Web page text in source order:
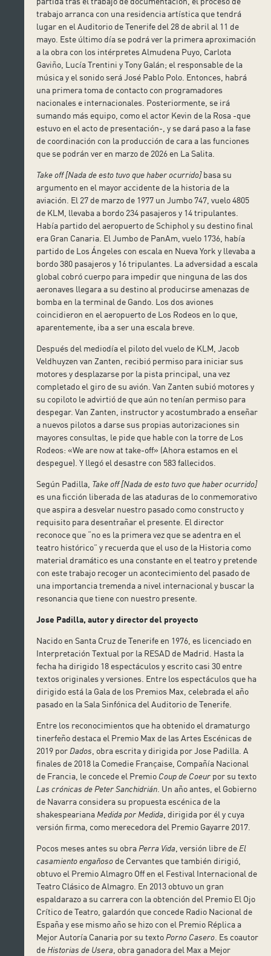
trabajo arranca con una residencia artística que tendrá
lugar en el Auditorio de Tenerife del 28 de abril al 11 de
mayo. Este último día se podrá ver la primera aproximación
a la obra con los intérpretes Almudena Puyo, Carlota
Gaviño, Lucía Trentini y Tony Galán; el responsable de la
música y el sonido será José Pablo Polo. Entonces, habrá
una primera toma de contacto con programadores
nacionales e internacionales. Posteriormente, se irá
sumando más equipo, como el actor Kevin de la Rosa -que
estuvo en el acto de presentación-, y se dará paso a la fase
de coordinación con la producción de cara a las funciones
que se podrán ver en marzo de 2026 en La Salita.
Take off [Nada de esto tuvo que haber ocurrido]basa su
argumento en el mayor accidente de la historia de la
aviación. El 27 de marzo de 1977 un Jumbo 747, vuelo 4805
de KLM, llevaba a bordo 234 pasajeros y 14 tripulantes.
Había partido del aeropuerto de Schiphol y su destino final
era Gran Canaria. El Jumbo de PanAm, vuelo 1736, había
partido de Los Ángeles con escala en Nueva York y llevaba a
bordo 380 pasajeros y 16 tripulantes. La adversidad a escala
global cobró cuerpo para impedir que ninguna de las dos
aeronaves llegara a su destino al producirse amenazas de
bomba en la terminal de Gando. Los dos aviones
coincidieron en el aeropuerto de Los Rodeos en lo que,
aparentemente, iba a ser una escala breve.
Después del mediodía el piloto del vuelo de KLM, Jacob
Veldhuyzen van Zanten, recibió permiso para iniciar sus
motores y desplazarse por la pista principal, una vez
completado el giro de su avión. Van Zanten subió motores y
su copiloto le advirtió de que aún no tenían permiso para
despegar. Van Zanten, instructor y acostumbrado a enseñar
a nuevos pilotos a darse sus propias autorizaciones sin
mayores consultas, le pide que hable con la torre de Los
Rodeos: «We are now at take-off» (Ahora estamos en el
despegue). Y llegó el desastre con 583 fallecidos.
Según Padilla, Take off [Nada de esto tuvo que haber ocurrido]
es una ficción liberada de las ataduras de lo conmemorativo
que aspira a desvelar nuestro pasado como constructo y
requisito para desentrañar el presente. El director
reconoce que “no es la primera vez que se adentra en el
teatro histórico” y recuerda que el uso de la Historia como
material dramático es una constante en el teatro y pretende
con este trabajo recoger un acontecimiento del pasado de
una importancia tremenda a nivel internacional y buscar la
resonancia que tiene con nuestro presente.
Jose Padilla, autor y director del proyecto
Nacido en Santa Cruz de Tenerife en 1976, es licenciado en
Interpretación Textual por la RESAD de Madrid. Hasta la
fecha ha dirigido 18 espectáculos y escrito casi 30 entre
textos originales y versiones. Entre los espectáculos que ha
dirigido está la Gala de los Premios Max, celebrada el año
pasado en la Sala Sinfónica del Auditorio de Tenerife.
Entre los reconocimientos que ha obtenido el dramaturgo
tinerfeño destaca el Premio Max de las Artes Escénicas de
2019 por Dados , obra escrita y dirigida por Jose Padilla. A
finales de 2018 la Comedie Française, Compañía Nacional
de Francia, le concede el Premio Coup de Coeur por su texto
Las crónicas de Peter Sanchidrián . Un año antes, el Gobierno
de Navarra considera su propuesta escénica de la
shakespeariana Medida por Medida , dirigida por él y cuya
versión firma, como merecedora del Premio Gayarre 2017.
Pocos meses antes su obra Perra Vida , versión libre de El
casamiento engañoso de Cervantes que también dirigió,
obtuvo el Premio Almagro Off en el Festival Internacional de
Teatro Clásico de Almagro. En 2013 obtuvo un gran
espaldarazo a su carrera con la obtención del Premio El Ojo
Crítico de Teatro, galardón que concede Radio Nacional de
España y ese mismo año se hizo con el Premio Réplica a
Mejor Autoría Canaria por su texto Porno Casero . Es coautor
de Historias de Usera , obra ganadora del Max a Mejor